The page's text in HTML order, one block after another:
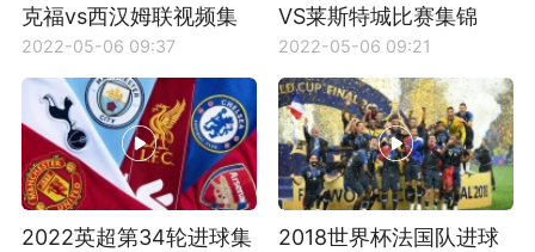
克福vs西汉姆联视频集
锦
2022-05-06 09:37
VS莱斯特城比赛集锦
2022-05-06 09:21
2022英超第34轮进球集
2018世界杯法国队进球